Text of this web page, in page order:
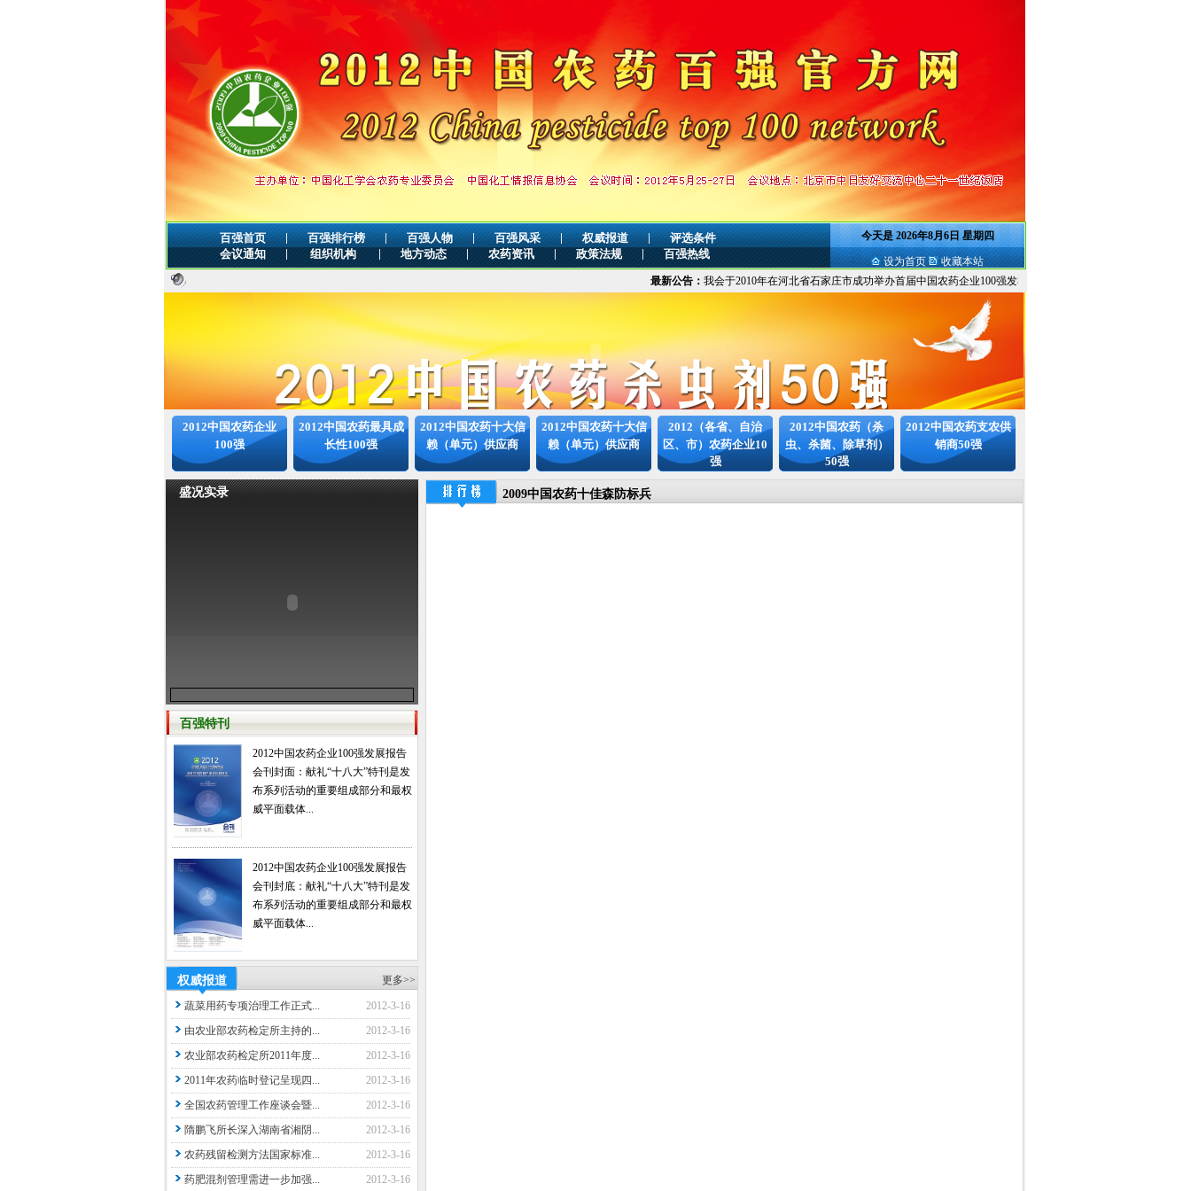
百强首页 | 百强排行榜 | 百强人物 | 百强风采 | 权威报道 |
评选条件
会议通知
| 组织机构 | 地方动态 | 农药资讯 | 政策法规 | 百强热线
今天是2026年8月6日 星期四
设为首页
收藏本站
最新公告：我会于2010年在河北省石家庄市成功举办首届中国农药企业100强发布会暨首届发布会...
2012中国农药企业
100强
2012中国农药最具成
长性100强
2012中国农药十大信
赖（单元）供应商
2012中国农药十大信
赖（单元）供应商
2012（各省、自治
区、市）农药企业10
强
2012中国农药（杀
虫、杀菌、除草剂）
50强
2012中国农药支农供
销商50强
盛况实录
百强特刊
2012中国农药企业100强发展报告
会刊封面：献礼“十八大”特刊是发
布系列活动的重要组成部分和最权
威平面载体...
2012中国农药企业100强发展报告
会刊封底：献礼“十八大”特刊是发
布系列活动的重要组成部分和最权
威平面载体...
权威报道 更多>>
蔬菜用药专项治理工作正式...
2012-3-16
由农业部农药检定所主持的...
2012-3-16
农业部农药检定所2011年度...
2012-3-16
2011年农药临时登记呈现四...
2012-3-16
全国农药管理工作座谈会暨...
2012-3-16
隋鹏飞所长深入湖南省湘阴...
2012-3-16
农药残留检测方法国家标准...
2012-3-16
药肥混剂管理需进一步加强...
2012-3-16
2009中国农药十佳森防标兵